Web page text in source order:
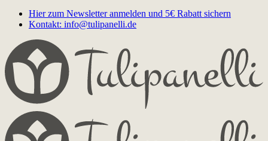
Hier zum Newsletter anmelden und 5€ Rabatt sichern
Kontakt: info@tulipanelli.de